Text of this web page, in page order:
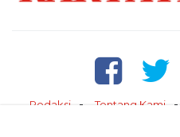
Redaksi Tentang Kami